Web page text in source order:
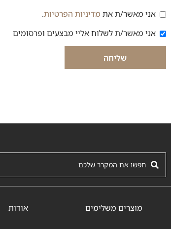
הסכמה למדיניות פרטיות
אני מאשר/ת את מדיניות הפרטיות.
הסכמה לקבלת דיוור
אני מאשר/ת לשלוח אליי מבצעים ופרסומים
שליחה
מוצרים משלימים אודות